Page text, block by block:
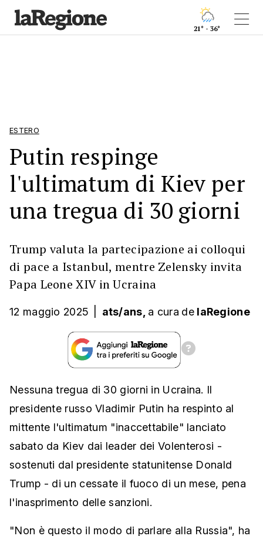
21° - 36°
ESTERO
Putin respinge
l'ultimatum di Kiev per
una tregua di 30 giorni
Trump valuta la partecipazione ai colloqui
di pace a Istanbul, mentre Zelensky invita
Papa Leone XIV in Ucraina
12 maggio 2025 ats/ans, a cura de laRegione
Nessuna tregua di 30 giorni in Ucraina. Il
presidente russo Vladimir Putin ha respinto al
mittente l'ultimatum "inaccettabile" lanciato
sabato da Kiev dai leader dei Volenterosi -
sostenuti dal presidente statunitense Donald
Trump - di un cessate il fuoco di un mese, pena
l'inasprimento delle sanzioni.
"Non è questo il modo di parlare alla Russia", ha